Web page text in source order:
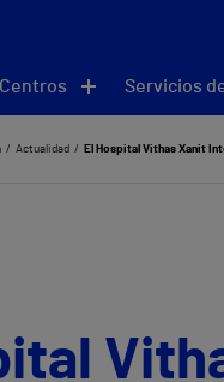
Centros Servicios
Actualidad El Hospital Vithas Xanit